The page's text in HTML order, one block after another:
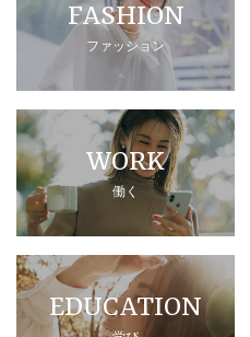
FASHION
ファッション
WORK
働く
EDUCATION